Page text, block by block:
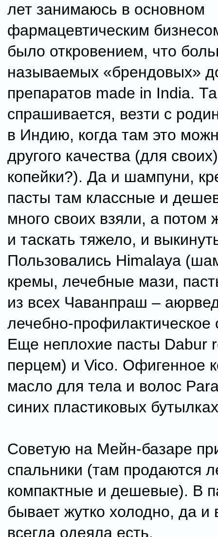
лет занимаюсь в основном
фармацевтическим
было откровением, что
называемых «брендовых»
препаратов made in India.
спрашивается, везти с
в Индию, когда там это
другого качества (для
копейки?). Да и шампуни,
пасты там классные и
много своих взяли, а потом
и таскать тяжело, и
Пользовались Himalaya
кремы, лечебные мази,
из всех Чаванпраш –
лечебно-профилактическое
Еще неплохие пасты Dabur
перцем) и Vico. Офигенное
масло для тела и волос
синих пластиковых
Советую на Мейн-базаре
спальники (там продаются
компактные и дешевые). В
бывает жутко холодно, да и
всегда одеяла есть.